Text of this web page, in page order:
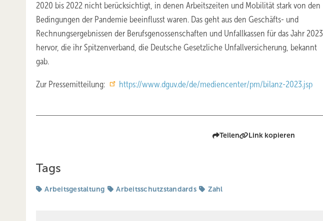
2020 bis 2022 nicht berücksichtigt, in denen Arbeitszeiten und Mobilität stark von den
Bedingungen der Pandemie beeinflusst waren. Das geht aus den Geschäfts- und
Rechnungsergebnissen der Berufsgenossenschaften und Unfallkassen für das Jahr 2023
hervor, die ihr Spitzenverband, die Deutsche Gesetzliche Unfallversicherung, bekannt
gab.
Zur Pressemitteilung: https://www.dguv.de/de/mediencenter/pm/bilanz-2023.jsp
Teilen Link kopieren
Tags
Arbeitsgestaltung Arbeitsschutzstandards Zahl